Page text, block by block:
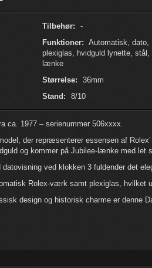
Tilbehør:
-
Funktioner: Automatisk, dato,
plexiglas, hvidguld lynette, stål,
lænke
Størrelse:
36mm
Stand:
8/10
ca. 1977 – serienummer 506xxxx.
der repræsenterer essensen af
og kommer på Jubilee-lænke med let
ved klokken 3 fuldender det
Rolex-værk samt plexiglas, hvilket
design og historisk charme er denne